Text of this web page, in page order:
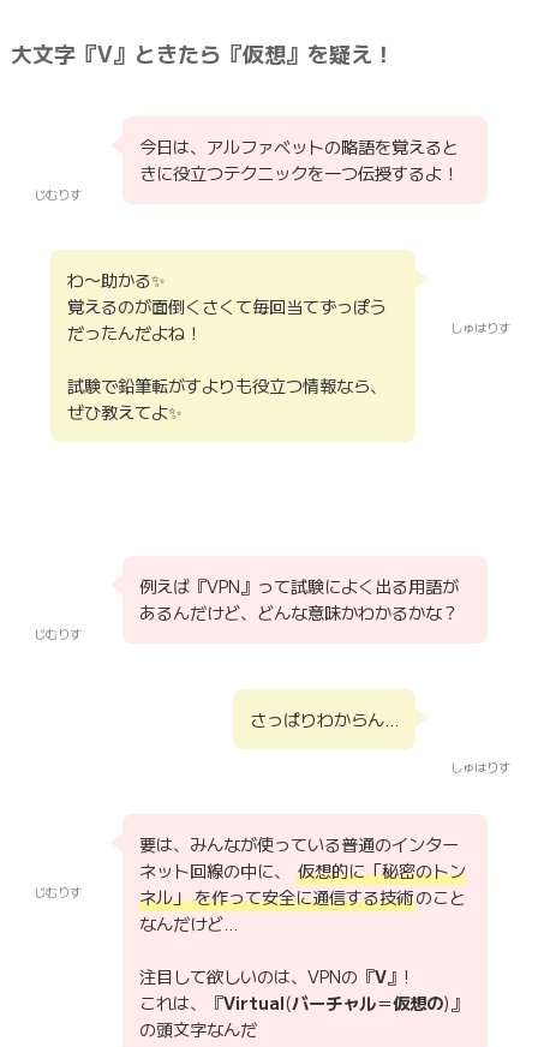
大文字『V』ときたら『仮想』を疑え！
じむりす
今日は、アルファベットの略語を覚えると
きに役立つテクニックを一つ伝授するよ！
しゅはりす
わ〜助かる✨
覚えるのが面倒くさくて毎回当てずっぽう
だったんだよね！
試験で鉛筆転がすよりも役立つ情報なら、
ぜひ教えてよ✨
じむりす
例えば『VPN』って試験によく出る用語が
あるんだけど、どんな意味かわかるかな？
しゅはりす
さっぱりわからん…
じむりす
要は、みんなが使っている普通のインター
ネット回線の中に、仮想的に「秘密のトン
ネル」 を作って安全に通信する技術のこと
なんだけど…
注目して欲しいのは、VPNの『V 』!
これは、『Virtual(バーチャル＝仮想の)』
の頭文字なんだ